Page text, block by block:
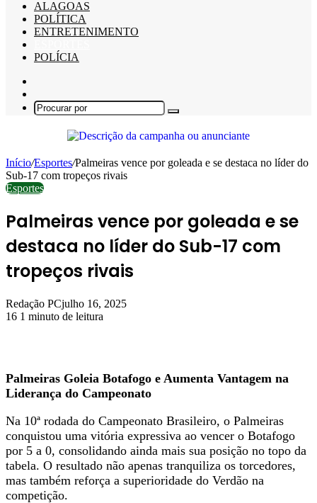
ALAGOAS
POLÍTICA
ENTRETENIMENTO
POLÍCIA
skin
Procurar
Início/Esportes/Palmeiras vence por goleada e se destaca no líder do
Sub-17 com tropeços rivais
Esportes
Palmeiras vence por goleada e se
destaca no líder do Sub-17 com
tropeços rivais
Redação PCjulho 16, 2025
16 1 minuto de leitura
Palmeiras Goleia Botafogo e Aumenta Vantagem na
Liderança do Campeonato
Na 10ª rodada do Campeonato Brasileiro, o Palmeiras
conquistou uma vitória expressiva ao vencer o Botafogo
por 5 a 0, consolidando ainda mais sua posição no topo da
tabela. O resultado não apenas tranquiliza os torcedores,
mas também reforça a superioridade do Verdão na
competição.